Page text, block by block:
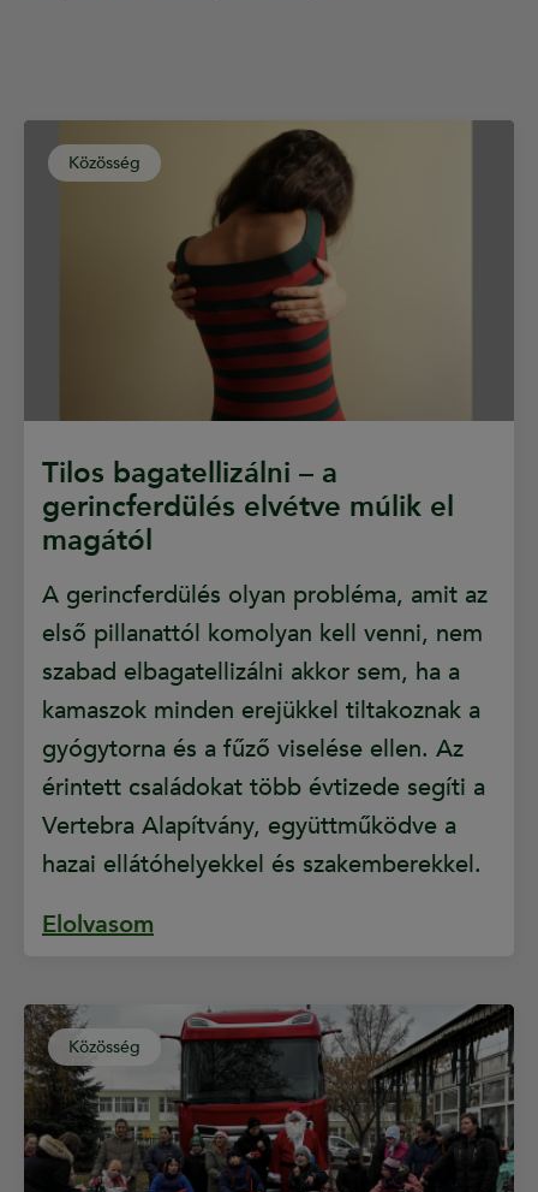
Közösség
Tilos bagatellizálni – a
gerincferdülés elvétve múlik el
magától
A gerincferdülés olyan probléma, amit az
első pillanattól komolyan kell venni, nem
szabad elbagatellizálni akkor sem, ha a
kamaszok minden erejükkel tiltakoznak a
gyógytorna és a fűző viselése ellen. Az
érintett családokat több évtizede segíti a
Vertebra Alapítvány, együttműködve a
hazai ellátóhelyekkel és szakemberekkel.
Elolvasom
Közösség